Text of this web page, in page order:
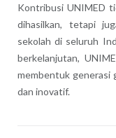
Kontribusi UNIMED
dihasilkan, tetapi
sekolah di seluruh
berkelanjutan,
membentuk generasi
dan inovatif.